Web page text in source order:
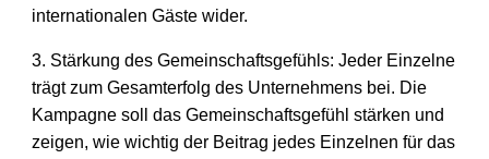
internationalen Gäste wider.
3. Stärkung des Gemeinschaftsgefühls: Jeder Einzelne
trägt zum Gesamterfolg des Unternehmens bei. Die
Kampagne soll das Gemeinschaftsgefühl stärken und
zeigen, wie wichtig der Beitrag jedes Einzelnen für das